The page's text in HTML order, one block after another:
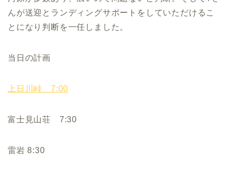
んが送迎とランディングサポートをしていただけるこ
とになり判断を一任しました。
当日の計画
上日川峠 7:00
富士見山荘 7:30
雷岩 8:30